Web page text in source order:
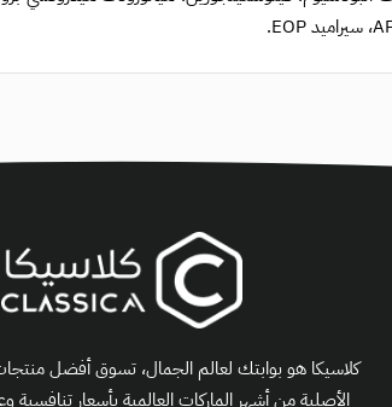
كلاسيكا هو بوابتك لعالم الجمال، تسوق أفضل
الأصلية من أشهر الماركات العالمية بأسعار